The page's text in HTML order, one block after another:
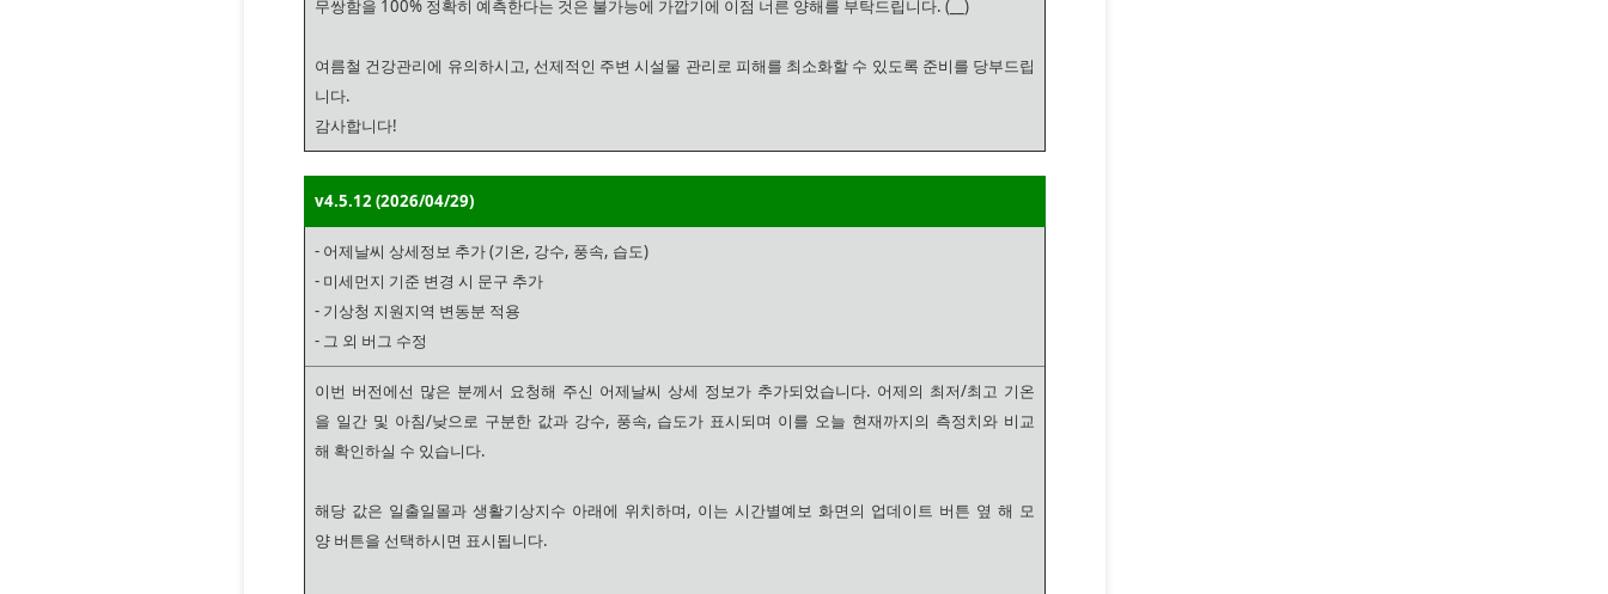
무쌍함을 100% 정확히 예측한다는 것은 불가능에 가깝기에 이점 너른 양해를 부탁드립니다. (__)
여름철 건강관리에 유의하시고, 선제적인 주변 시설물 관리로 피해를 최소화할 수 있도록 준비를 당부드립
니다.
감사합니다!
v4.5.12 (2026/04/29)
- 어제날씨 상세정보 추가 (기온, 강수, 풍속, 습도)
- 미세먼지 기준 변경 시 문구 추가
- 기상청 지원지역 변동분 적용
- 그 외 버그 수정
이번 버전에선 많은 분께서 요청해 주신 어제날씨 상세 정보가 추가되었습니다. 어제의 최저/최고 기온
을 일간 및 아침/낮으로 구분한 값과 강수, 풍속, 습도가 표시되며 이를 오늘 현재까지의 측정치와 비교
해 확인하실 수 있습니다.
해당 값은 일출일몰과 생활기상지수 아래에 위치하며, 이는 시간별예보 화면의 업데이트 버튼 옆 해 모
양 버튼을 선택하시면 표시됩니다.